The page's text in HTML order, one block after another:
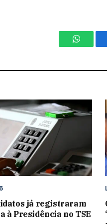
já registraram
à Presidência no TSE